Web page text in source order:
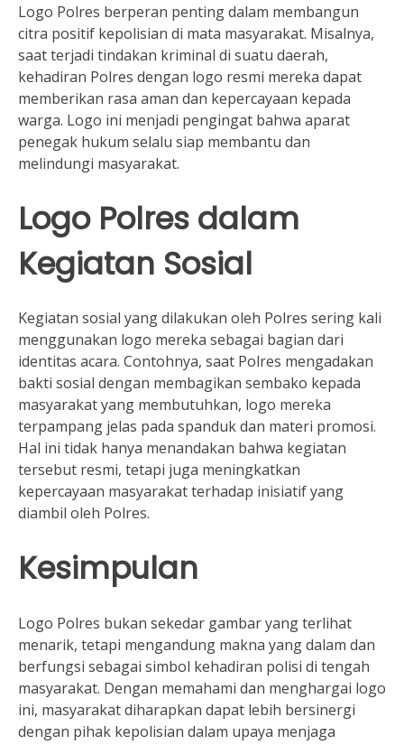
Logo Polres berperan penting dalam membangun
citra positif kepolisian di mata masyarakat. Misalnya,
saat terjadi tindakan kriminal di suatu daerah,
kehadiran Polres dengan logo resmi mereka dapat
memberikan rasa aman dan kepercayaan kepada
warga. Logo ini menjadi pengingat bahwa aparat
penegak hukum selalu siap membantu dan
melindungi masyarakat.
Logo Polres dalam
Kegiatan Sosial
Kegiatan sosial yang dilakukan oleh Polres sering kali
menggunakan logo mereka sebagai bagian dari
identitas acara. Contohnya, saat Polres mengadakan
bakti sosial dengan membagikan sembako kepada
masyarakat yang membutuhkan, logo mereka
terpampang jelas pada spanduk dan materi promosi.
Hal ini tidak hanya menandakan bahwa kegiatan
tersebut resmi, tetapi juga meningkatkan
kepercayaan masyarakat terhadap inisiatif yang
diambil oleh Polres.
Kesimpulan
Logo Polres bukan sekedar gambar yang terlihat
menarik, tetapi mengandung makna yang dalam dan
berfungsi sebagai simbol kehadiran polisi di tengah
masyarakat. Dengan memahami dan menghargai logo
ini, masyarakat diharapkan dapat lebih bersinergi
dengan pihak kepolisian dalam upaya menjaga